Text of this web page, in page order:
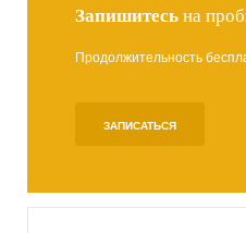
Запишитесьна
Продолжительность
ЗАПИСАТЬСЯ